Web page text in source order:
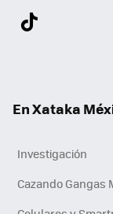
En Xataka
Investigación
Cazando Gangas